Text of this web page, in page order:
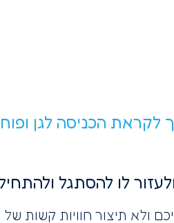
לקראת הכניסה לגן
לו להסתגל
ולא תיצור חוויות קשות של